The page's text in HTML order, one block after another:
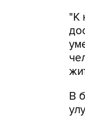
"К
В